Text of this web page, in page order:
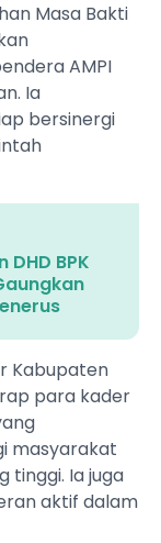
Masa Bakti
AMPI
Ia
bersinergi
BPK
Kabupaten
para kader
masyarakat
tinggi. Ia juga
aktif dalam